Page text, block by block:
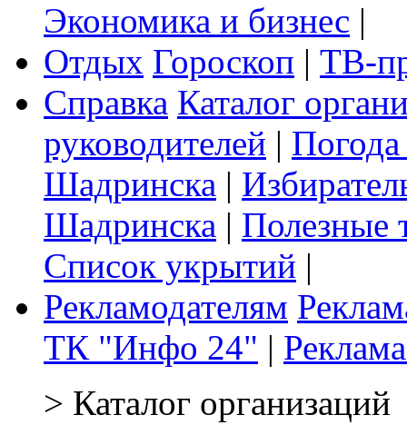
Экономика и бизнес |
Отдых Гороскоп | ТВ-
Справка Каталог
руководителей |
Шадринска |
Шадринска | Полезные
Список укрытий |
Рекламодателям
ТК "Инфо 24" |
> Каталог организаций